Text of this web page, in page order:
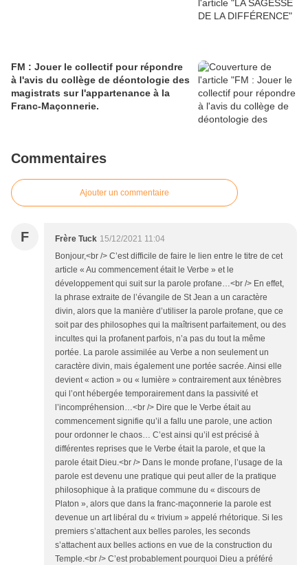
FM : Jouer le collectif pour répondre
à l'avis du collège de déontologie des
magistrats sur l'appartenance à la
Franc-Maçonnerie.
Commentaires
Ajouter un commentaire
F Frère Tuck 15/12/2021 11:04
Bonjour,<br /> C’est difficile de faire le lien entre le titre de cet
article « Au commencement était le Verbe » et le
développement qui suit sur la parole profane…<br /> En effet,
la phrase extraite de l’évangile de St Jean a un caractère
divin, alors que la manière d’utiliser la parole profane, que ce
soit par des philosophes qui la maîtrisent parfaitement, ou des
incultes qui la profanent parfois, n’a pas du tout la même
portée. La parole assimilée au Verbe a non seulement un
caractère divin, mais également une portée sacrée. Ainsi elle
devient « action » ou « lumière » contrairement aux ténèbres
qui l’ont hébergée temporairement dans la passivité et
l’incompréhension…<br /> Dire que le Verbe était au
commencement signifie qu’il a fallu une parole, une action
pour ordonner le chaos… C’est ainsi qu’il est précisé à
différentes reprises que le Verbe était la parole, et que la
parole était Dieu.<br /> Dans le monde profane, l’usage de la
parole est devenu une pratique qui peut aller de la pratique
philosophique à la pratique commune du « discours de
Platon », alors que dans la franc-maçonnerie la parole est
devenue un art libéral du « trivium » appelé rhétorique. Si les
premiers s’attachent aux belles paroles, les seconds
s’attachent aux belles actions en vue de la construction du
Temple.<br /> C’est probablement pourquoi Dieu a préféré